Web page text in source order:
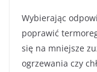
Wybierając
poprawić
się na mniejsze
ogrzewania czy